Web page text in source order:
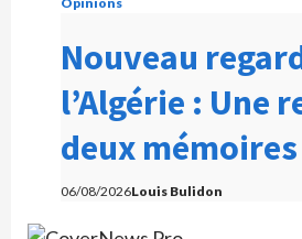
Nouveau
l’Algérie : Une
deux mémoires
06/08/2026Louis Bulidon